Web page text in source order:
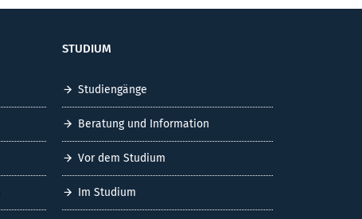
STUDIUM
Studiengänge
Beratung und Information
Vor dem Studium
Im Studium